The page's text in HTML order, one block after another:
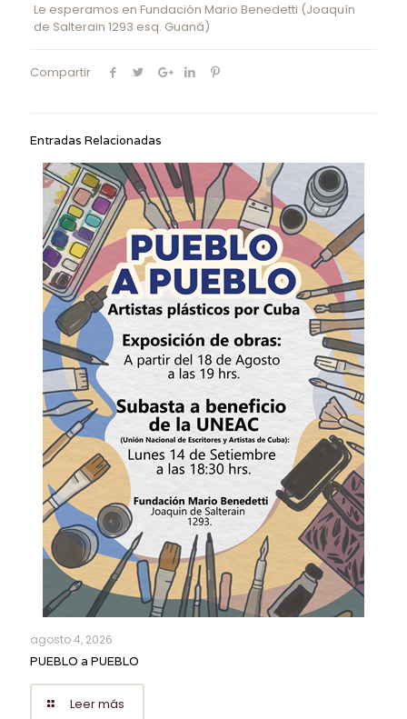
Le esperamos en Fundación Mario Benedetti (Joaquín
de Salterain 1293 esq. Guaná)
Compartir
Entradas Relacionadas
agosto 4, 2026
PUEBLO a PUEBLO
Leer más